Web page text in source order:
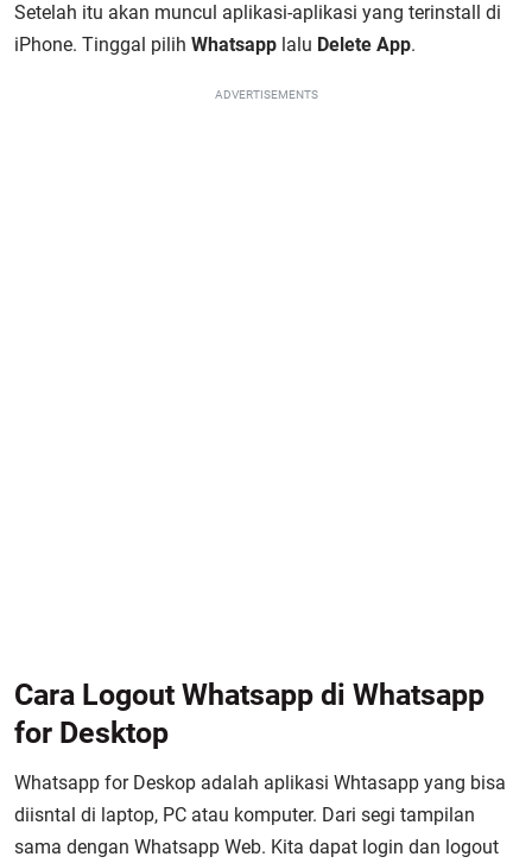
Setelah itu akan muncul aplikasi-aplikasi yang terinstall di
iPhone. Tinggal pilih Whatsapp lalu Delete App.
ADVERTISEMENTS
Cara Logout Whatsapp di Whatsapp
for Desktop
Whatsapp for Deskop adalah aplikasi Whtasapp yang bisa
diisntal di laptop, PC atau komputer. Dari segi tampilan
sama dengan Whatsapp Web. Kita dapat login dan logout